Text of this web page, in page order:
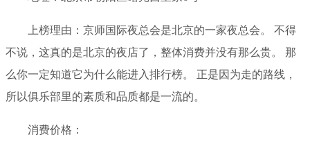
上榜理由：京师国际夜总会是北京的一家夜总会。 不得
不说，这真的是北京的夜店了，整体消费并没有那么贵。 那
么你一定知道它为什么能进入排行榜。 正是因为走的路线，
所以俱乐部里的素质和品质都是一流的。
消费价格：